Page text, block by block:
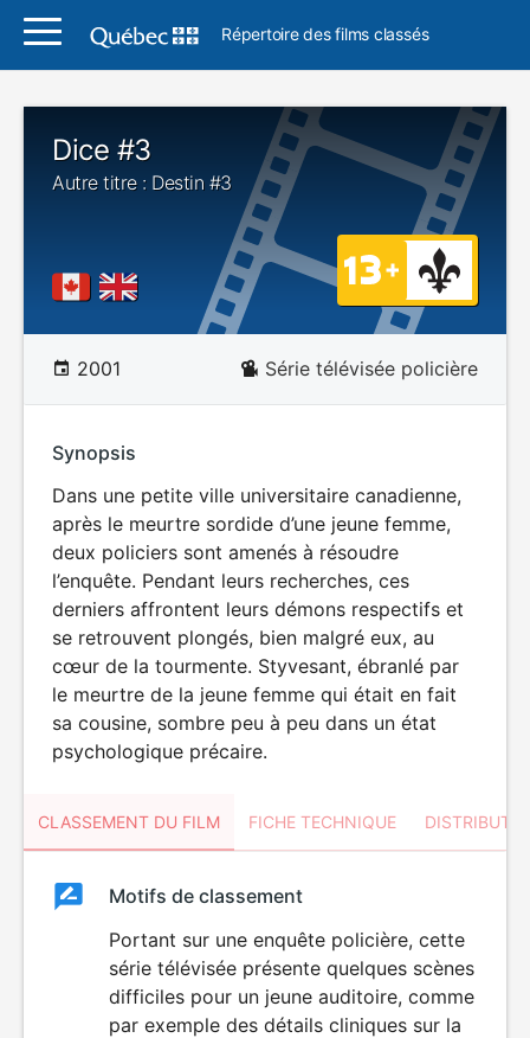
Répertoire des films classés
Dice #3
Autre titre : Destin #3
2001 Série télévisée policière
Synopsis
Dans une petite ville universitaire canadienne,
après le meurtre sordide d’une jeune femme,
deux policiers sont amenés à résoudre
l’enquête. Pendant leurs recherches, ces
derniers affrontent leurs démons respectifs et
se retrouvent plongés, bien malgré eux, au
cœur de la tourmente. Styvesant, ébranlé par
le meurtre de la jeune femme qui était en fait
sa cousine, sombre peu à peu dans un état
psychologique précaire.
CLASSEMENT DU FILM FICHE TECHNIQUE
ClassementClassement
Motifs de classement
Portant sur une enquête policière, cette
série télévisée présente quelques scènes
difficiles pour un jeune auditoire, comme
par exemple des détails cliniques sur la